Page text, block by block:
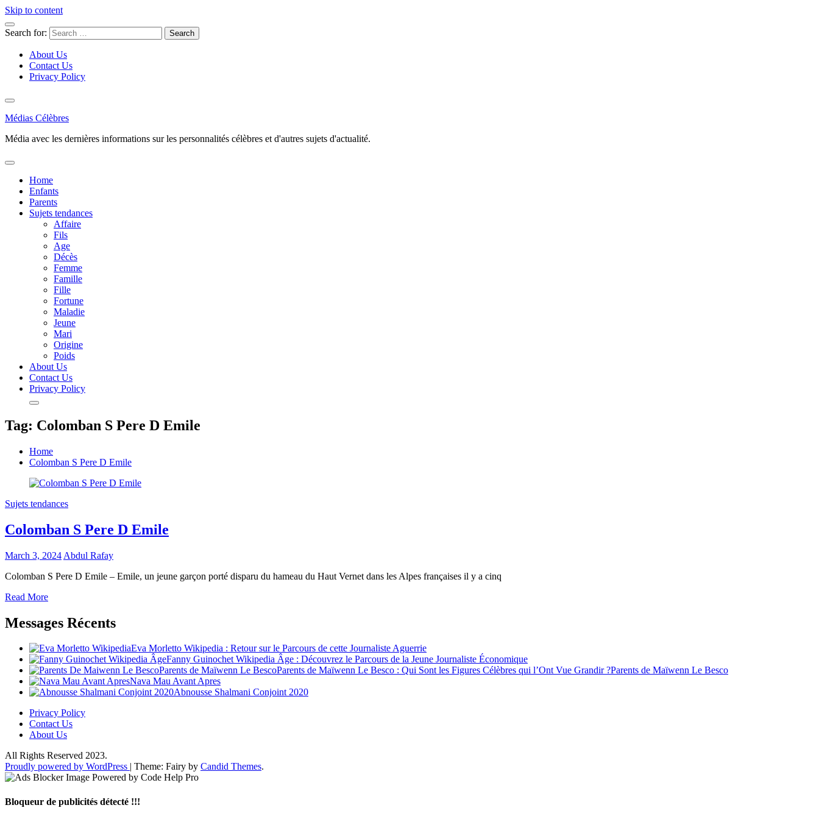
Skip to content
Search for:
About Us
Contact Us
Privacy Policy
Médias Célèbres
Média avec les dernières informations sur les personnalités célèbres et d'autres sujets d'actualité.
Home
Enfants
Parents
Sujets tendances
Affaire
Fils
Age
Décès
Femme
Famille
Fille
Fortune
Maladie
Jeune
Mari
Origine
Poids
About Us
Contact Us
Privacy Policy
Tag: Colomban S Pere D Emile
Home
Colomban S Pere D Emile
Sujets tendances
Colomban S Pere D Emile
March 3, 2024 Abdul Rafay
Colomban S Pere D Emile – Emile, un jeune garçon porté disparu du hameau du Haut Vernet dans les Alpes françaises il y a cinq
Read More
Messages Récents
Eva Morletto Wikipedia : Retour sur le Parcours de cette Journaliste Aguerrie
Fanny Guinochet Wikipedia Âge : Découvrez le Parcours de la Jeune Journaliste Économique
Parents de Maïwenn Le BescoParents de Maïwenn Le Besco : Qui Sont les Figures Célèbres qui l’Ont Vue Grandir ?Parents de Maïwenn Le Besco
Nava Mau Avant Apres
Abnousse Shalmani Conjoint 2020
Privacy Policy
Contact Us
About Us
All Rights Reserved 2023.
Proudly powered by WordPress | Theme: Fairy by Candid Themes.
Bloqueur de publicités détecté !!!